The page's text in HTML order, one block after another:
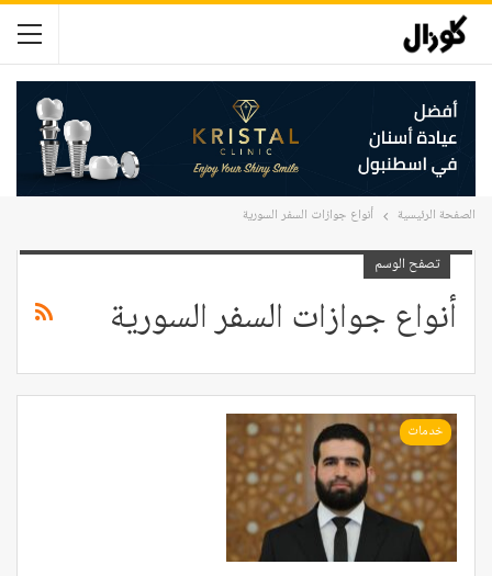
الصفحة الرئيسية أنواع جوازات السفر السورية
تصفح الوسم
أنواع جوازات السفر السورية
خدمات